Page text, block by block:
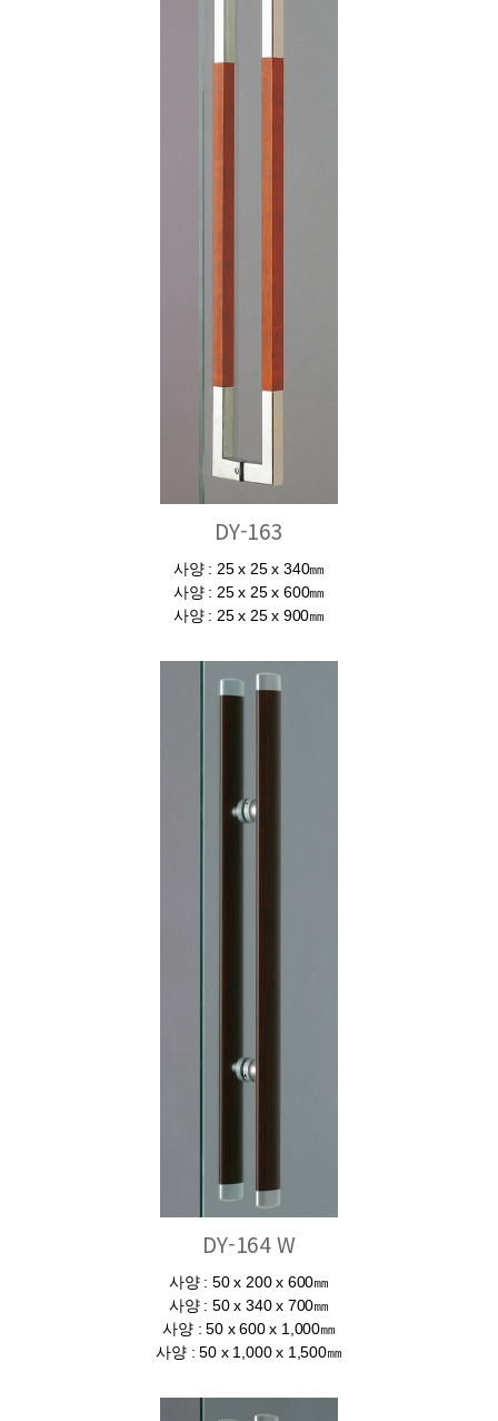
DY-163
사양 : 25 x 25 x 340㎜
사양 : 25 x 25 x 600㎜
사양 : 25 x 25 x 900㎜
DY-164 W
사양 : 50 x 200 x 600㎜
사양 : 50 x 340 x 700㎜
사양 : 50 x 600 x 1,000㎜
사양 : 50 x 1,000 x 1,500㎜